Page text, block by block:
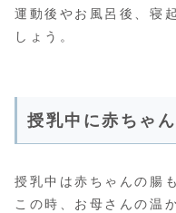
運動後やお風呂後、寝
しょう。
授乳中に赤ちゃ
授乳中は赤ちゃんの腸
この時、お母さんの温